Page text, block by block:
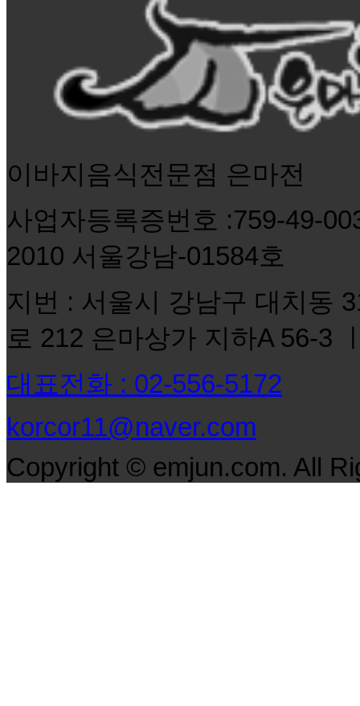
이바지음식전문점 은마전
사업자등록증번호 :759-49-
2010 서울강남-01584호
지번 : 서울시 강남구 대치동
로 212 은마상가 지하A 56-3
대표전화 : 02-556-5172
korcor11@naver.com
Copyright © emjun.com. All